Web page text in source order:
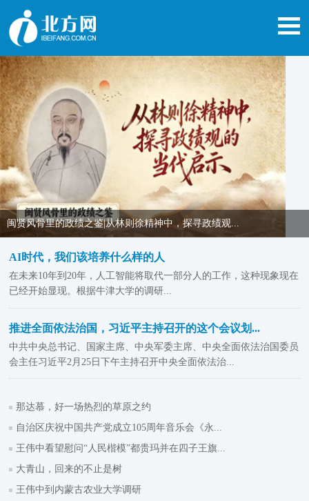
闽贤风骨里的政绩之鉴|从林则徐精神中，探寻政绩观...
AI时代，我们该培养什么样的人
在未来10年到20年，人工智能将取代一部分人的工作，这种现象现在
已经开始显现。根据牛津大学的调研...
推进全面依法治国，习近平主持召开的这个会议划...
中共中央总书记、国家主席、中央军委主席、中央全面依法治国委员
会主任习近平2月25日下午主持召开中央全面依法治...
那达慕，好一场热烈的草原之约
自治区庆祝中国共产党成立105周年音乐会《永...
王伟中看望慰问“人民楷模”都贵玛并在四子王旗...
大青山，回来的不止是树
王伟中到内蒙古农业大学调研